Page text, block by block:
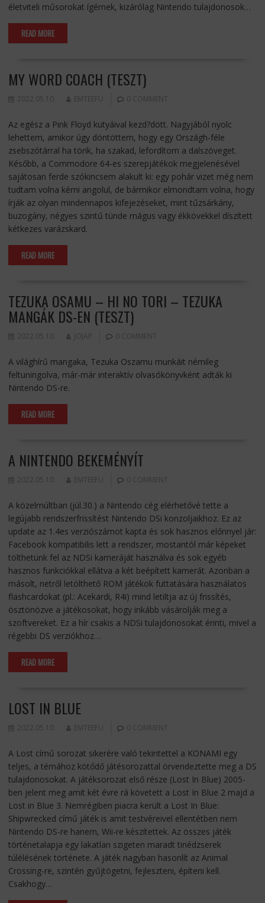
életviteli műsorokat ígérnek, kizárólag Nintendo tulajdonosok…
READ MORE
MY WORD COACH (TESZT)
2022.05.10. EMTEEFU 0 COMMENT
Az egész a Pink Floyd kutyáival kezd?dött. Nagyjából nyolc
lehettem, amikor úgy döntöttem, hogy egy Országh-féle
zsebszótárral ha törik, ha szakad, lefordítom a dalszöveget.
Később, a Commodore 64-es szerepjátékok megjelenésével
sajátosan ferde szókincsem alakult ki: egy pohár vizet még nem
tudtam volna kérni angolul, de bármikor elmondtam volna, hogy
írják az olyan mindennapos kifejezéseket, mint tűzsárkány,
buzogány, négyes szintű tünde mágus vagy ékkövekkel díszített
kétkezes varázskard.
READ MORE
TEZUKA OSAMU – HI NO TORI – TEZUKA
MANGÁK DS-EN (TESZT)
2022.05.10. JOJAP 0 COMMENT
A világhírű mangaka, Tezuka Oszamu munkáit némileg
feltuningolva, már-már interaktív olvasókönyvként adták ki
Nintendo DS-re.
READ MORE
A NINTENDO BEKEMÉNYÍT
2022.05.10. EMTEEFU 0 COMMENT
A közelmúltban (júl.30.) a Nintendo cég elérhetővé tette a
legújabb rendszerfrissítést Nintendo DSi konzoljaikhoz. Ez az
update az 1.4es verziószámot kapta és sok hasznos előnnyel jár:
Facebook kompatibilis lett a rendszer, mostantól már képeket
tölthetünk fel az NDSi kameráját használva és sok egyéb
hasznos funkciókkal ellátva a két beépített kamerát. Azonban a
másolt, netről letölthető ROM játékok futtatására használatos
flashcardokat (pl.: Acekardi, R4i) mind letiltja az új frissítés,
ösztönözve a játékosokat, hogy inkább vásárolják meg a
szoftvereket. Ez a hír csakis a NDSi tulajdonosokat érinti, mivel a
régebbi DS verziókhoz…
READ MORE
LOST IN BLUE
2022.05.10. EMTEEFU 0 COMMENT
A Lost című sorozat sikerére való tekintettel a KONAMI egy
teljes, a témához kötődő játésorozattal örvendeztette meg a DS
tulajdonosokat. A játéksorozat első része (Lost In Blue) 2005-
ben jelent meg amit két évre rá követett a Lost In Blue 2 majd a
Lost in Blue 3. Nemrégiben piacra került a Lost In Blue:
Shipwrecked című játék is amit testvéreivel ellentétben nem
Nintendo DS-re hanem, Wii-re készítettek. Az összes játék
történetalapja egy lakatlan szigeten maradt tinédzserek
túlélésének története. A játék nagyban hasonlít az Animal
Crossing-re, szintén gyűjtögetni, fejleszteni, építeni kell.
Csakhogy…